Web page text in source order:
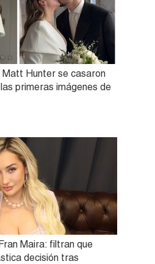
Hunter se casaron
primeras imágenes de
Maira: filtran que
decisión tras